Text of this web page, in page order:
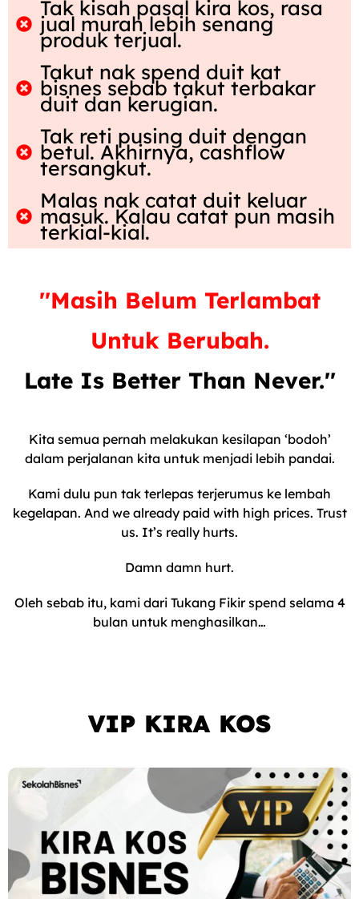
Tak kisah pasal kira kos, rasa
jual murah lebih senang
produk terjual.
Takut nak spend duit kat
bisnes sebab takut terbakar
duit dan kerugian.
Tak reti pusing duit dengan
betul. Akhirnya, cashflow
tersangkut.
Malas nak catat duit keluar
masuk. Kalau catat pun masih
terkial-kial.
''Masih Belum Terlambat
Untuk Berubah.
Late Is Better Than Never.''
Kita semua pernah melakukan kesilapan ‘bodoh’
dalam perjalanan kita untuk menjadi lebih pandai.
Kami dulu pun tak terlepas terjerumus ke lembah
kegelapan. And we already paid with high prices. Trust
us. It’s really hurts.
Damn damn hurt.
Oleh sebab itu, kami dari Tukang Fikir spend selama 4
bulan untuk menghasilkan…
VIP KIRA KOS